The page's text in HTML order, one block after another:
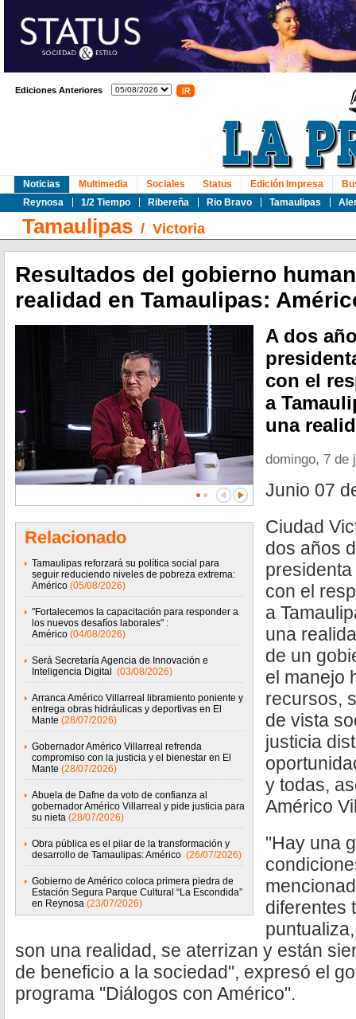
Ediciones Anteriores
Noticias
Reynosa
1/2 Tiempo Ribereña Rio Bravo Tamaulipas
Multimedia Sociales Status Edición Impresa
Tamaulipas / Victoria
Resultados del gobierno
realidad en Tamaulipas:
Relacionado
Tamaulipas reforzará su política social para
seguir reduciendo niveles de pobreza extrema:
Américo (05/08/2026)
"Fortalecemos la capacitación para responder a
los nuevos desafíos laborales" :
Américo (04/08/2026)
Será Secretaría Agencia de Innovación e
Inteligencia Digital
(03/08/2026)
Arranca Américo Villarreal libramiento poniente y
entrega obras hidráulicas y deportivas en El
Mante (28/07/2026)
Gobernador Américo Villarreal refrenda
compromiso con la justicia y el bienestar en El
Mante (28/07/2026)
Abuela de Dafne da voto de confianza al
gobernador Américo Villarreal y pide justicia para
su nieta (28/07/2026)
Obra pública es el pilar de la transformación y
desarrollo de Tamaulipas: Américo (26/07/2026)
Gobierno de Américo coloca primera piedra de
Estación Segura Parque Cultural “La Escondida”
en Reynosa (23/07/2026)
A dos
con el
a
una
domingo, 7 de
Junio 07
Ciudad
dos años
con el
a
una
de un
el manejo
recursos,
de vista
justicia
y todas,
Américo
"Hay una
diferentes
son una realidad, se aterrizan y están
de beneficio a la sociedad", expresó el
programa "Diálogos con Américo".